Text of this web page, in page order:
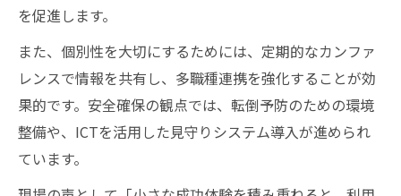
を促進します。
また、個別性を大切にするためには、定期的なカンファ
レンスで情報を共有し、多職種連携を強化することが効
果的です。安全確保の観点では、転倒予防のための環境
整備や、ICTを活用した見守りシステム導入が進められ
ています。